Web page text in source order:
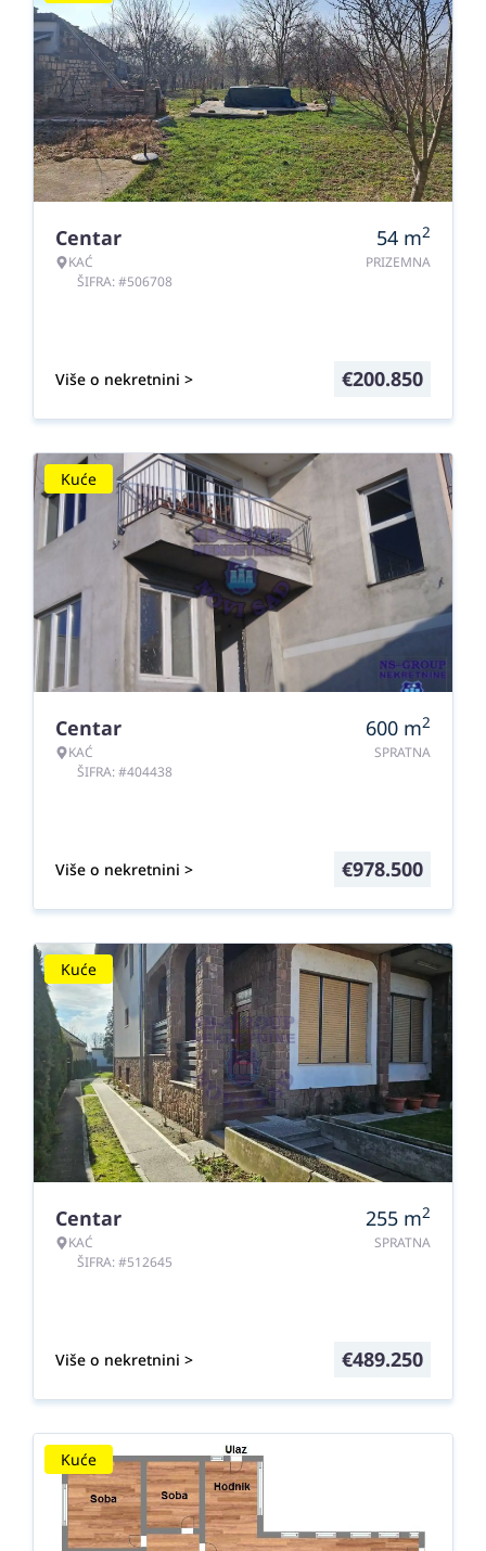
Centar
KAĆ
ŠIFRA: #506708
54 m2
PRIZEMNA
Više o nekretnini > €200.850
Kuće
Centar
KAĆ
ŠIFRA: #404438
600 m2
SPRATNA
Više o nekretnini > €978.500
Kuće
Centar
KAĆ
ŠIFRA: #512645
255 m2
SPRATNA
Više o nekretnini > €489.250
Kuće